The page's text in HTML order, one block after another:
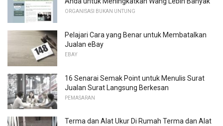
ORGANISASI BUKAN UNTUNG
Pelajari Cara yang Benar untuk Membatalkan
Jualan eBay
EBAY
16 Senarai Semak Point untuk Menulis Surat
Jualan Surat Langsung Berkesan
PEMASARAN
Terma dan Alat Ukur Di Rumah Terma dan Alat